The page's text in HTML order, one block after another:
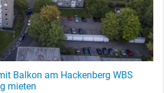
Balkon am Hackenberg WBS
mieten